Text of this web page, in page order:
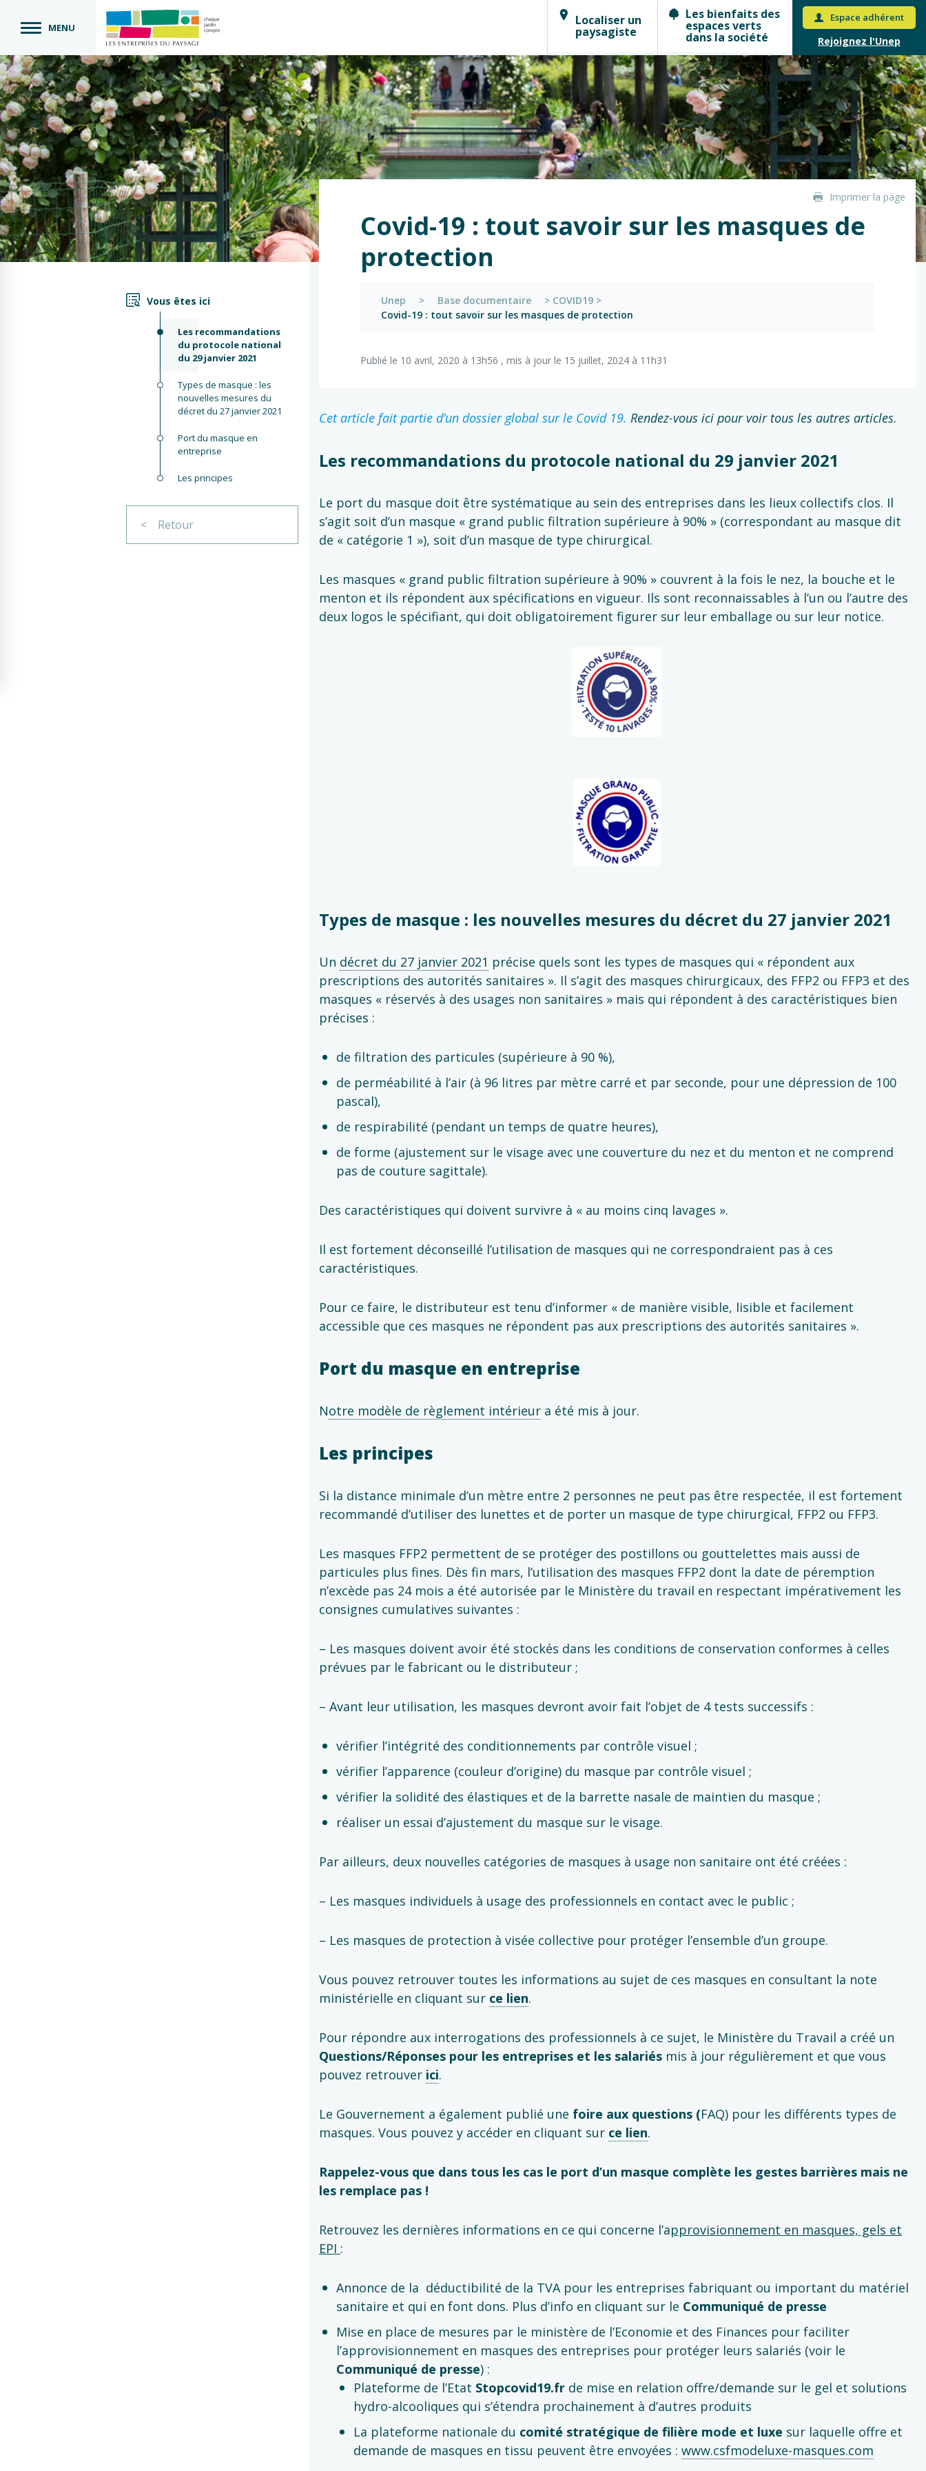
MENU Localiser un
paysagiste
Les bienfaits des
espaces verts
dans la société
Espace adhérent
Rejoignez l'Unep
Vous êtes ici
Les recommandations
du protocole national
du 29 janvier 2021
Types de masque : les
nouvelles mesures du
décret du 27 janvier 2021
Port du masque en
entreprise
Les principes
< Retour
Imprimer la page
Covid-19 : tout savoir sur les masques de
protection
Unep > Base documentaire > COVID19>
Covid-19 : tout savoir sur les masques de protection
Publié le 10 avril, 2020 à 13h56 , mis à jour le 15 juillet, 2024 à 11h31
Cet article fait partie d’un dossier global sur le Covid 19. Rendez-vous ici pour voir tous les autres articles.
Les recommandations du protocole national du 29 janvier 2021
Le port du masque doit être systématique au sein des entreprises dans les lieux collectifs clos. Il
s’agit soit d’un masque « grand public filtration supérieure à 90% » (correspondant au masque dit
de « catégorie 1 »), soit d’un masque de type chirurgical.
Les masques « grand public filtration supérieure à 90% » couvrent à la fois le nez, la bouche et le
menton et ils répondent aux spécifications en vigueur. Ils sont reconnaissables à l’un ou l’autre des
deux logos le spécifiant, qui doit obligatoirement figurer sur leur emballage ou sur leur notice.
Types de masque : les nouvelles mesures du décret du 27 janvier 2021
Un décret du 27 janvier 2021 précise quels sont les types de masques qui « répondent aux
prescriptions des autorités sanitaires ». Il s’agit des masques chirurgicaux, des FFP2 ou FFP3 et des
masques « réservés à des usages non sanitaires » mais qui répondent à des caractéristiques bien
précises :
de filtration des particules (supérieure à 90 %),
de perméabilité à l’air (à 96 litres par mètre carré et par seconde, pour une dépression de 100
pascal),
de respirabilité (pendant un temps de quatre heures),
de forme (ajustement sur le visage avec une couverture du nez et du menton et ne comprend
pas de couture sagittale).
Des caractéristiques qui doivent survivre à « au moins cinq lavages ».
Il est fortement déconseillé l’utilisation de masques qui ne correspondraient pas à ces
caractéristiques.
Pour ce faire, le distributeur est tenu d’informer « de manière visible, lisible et facilement
accessible que ces masques ne répondent pas aux prescriptions des autorités sanitaires ».
Port du masque en entreprise
Notre modèle de règlement intérieura été mis à jour.
Les principes
Si la distance minimale d’un mètre entre 2 personnes ne peut pas être respectée, il est fortement
recommandé d’utiliser des lunettes et de porter un masque de type chirurgical, FFP2 ou FFP3.
Les masques FFP2 permettent de se protéger des postillons ou gouttelettes mais aussi de
particules plus fines. Dès fin mars, l’utilisation des masques FFP2 dont la date de péremption
n’excède pas 24 mois a été autorisée par le Ministère du travail en respectant impérativement les
consignes cumulatives suivantes :
– Les masques doivent avoir été stockés dans les conditions de conservation conformes à celles
prévues par le fabricant ou le distributeur ;
– Avant leur utilisation, les masques devront avoir fait l’objet de 4 tests successifs :
vérifier l’intégrité des conditionnements par contrôle visuel ;
vérifier l’apparence (couleur d’origine) du masque par contrôle visuel ;
vérifier la solidité des élastiques et de la barrette nasale de maintien du masque ;
réaliser un essai d’ajustement du masque sur le visage.
Par ailleurs, deux nouvelles catégories de masques à usage non sanitaire ont été créées :
– Les masques individuels à usage des professionnels en contact avec le public ;
– Les masques de protection à visée collective pour protéger l’ensemble d’un groupe.
Vous pouvez retrouver toutes les informations au sujet de ces masques en consultant la note
ministérielle en cliquant sur ce lien.
Pour répondre aux interrogations des professionnels à ce sujet, le Ministère du Travail a créé un
Questions/Réponses pour les entreprises et les salariésmis à jour régulièrement et que vous
pouvez retrouver ici.
Le Gouvernement a également publié une foire aux questions (FAQ) pour les différents types de
masques. Vous pouvez y accéder en cliquant sur ce lien.
Rappelez-vous que dans tous les cas le port d’un masque complète les gestes barrières mais ne
les remplace pas !
Retrouvez les dernières informations en ce qui concerne l’approvisionnement en masques, gels et
EPI :
Annonce de la déductibilité de la TVA pour les entreprises fabriquant ou important du matériel
sanitaire et qui en font dons. Plus d’info en cliquant sur le Communiqué de presse
Mise en place de mesures par le ministère de l’Economie et des Finances pour faciliter
l’approvisionnement en masques des entreprises pour protéger leurs salariés (voir le
Communiqué de presse) :
Plateforme de l’Etat Stopcovid19.frde mise en relation offre/demande sur le gel et solutions
hydro-alcooliques qui s’étendra prochainement à d’autres produits
La plateforme nationale du comité stratégique de filière mode et luxe sur laquelle offre et
demande de masques en tissu peuvent être envoyées : www.csfmodeluxe-masques.com